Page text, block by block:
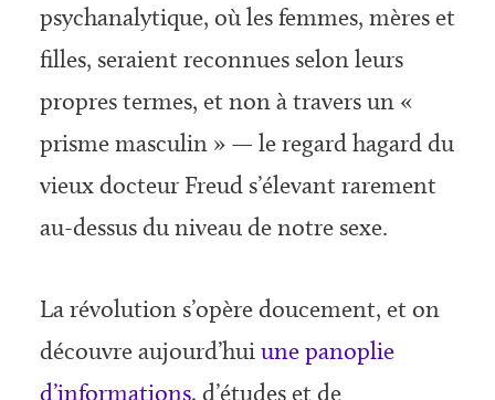
psychanalytique, où les femmes, mères et
filles, seraient reconnues selon leurs
propres termes, et non à travers un «
prisme masculin » — le regard hagard du
vieux docteur Freud s’élevant rarement
au-dessus du niveau de notre sexe.
La révolution s’opère doucement, et on
découvre aujourd’huiune panoplie
d’informations, d’études et de